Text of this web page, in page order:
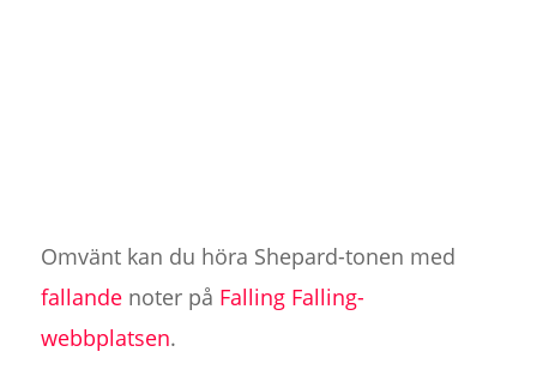
Omvänt kan du höra Shepard-tonen med
fallandenoter på Falling Falling-
webbplatsen.